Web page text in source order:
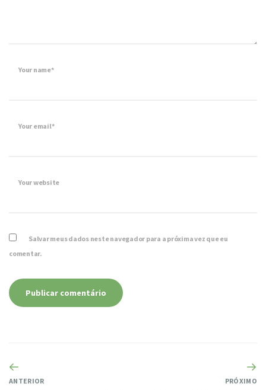
Your name*
Your email*
Your website
Salvar meus dados neste navegador para a próxima vez que eu
comentar.
ANTERIOR PRÓXIMO